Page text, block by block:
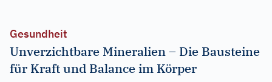
Gesundheit
Unverzichtbare Mineralien – Die Bausteine
für Kraft und Balance im Körper